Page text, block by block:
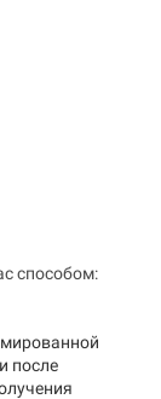
способом:
после